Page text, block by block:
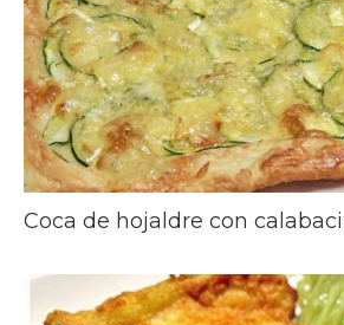
Coca de hojaldre con